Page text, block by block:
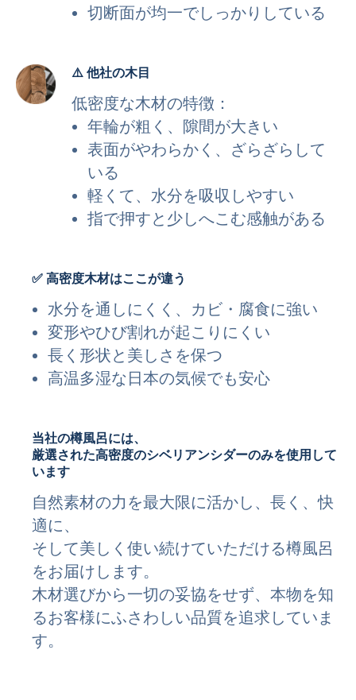
切断面が均一でしっかりしている
⚠️ 他社の木目
低密度な木材の特徴：
年輪が粗く、隙間が大きい
表面がやわらかく、ざらざらして
いる
軽くて、水分を吸収しやすい
指で押すと少しへこむ感触がある
✅ 高密度木材はここが違う
水分を通しにくく、カビ・腐食に強い
変形やひび割れが起こりにくい
長く形状と美しさを保つ
高温多湿な日本の気候でも安心
当社の樽風呂には、
厳選された高密度のシベリアンシダーのみを使用して
います
自然素材の力を最大限に活かし、長く、快
適に、
そして美しく使い続けていただける樽風呂
をお届けします。
木材選びから一切の妥協をせず、本物を知
るお客様にふさわしい品質を追求していま
す。